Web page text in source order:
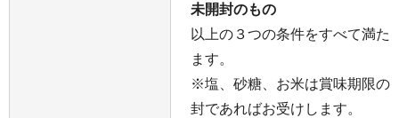
未開封のもの
以上の３つの条件をすべて満た
ます。
※塩、砂糖、お米は賞味期限の
封であればお受けします。